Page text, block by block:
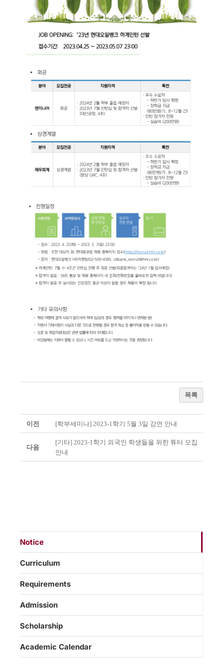
목록
이전 [학부세미나] 2023-1학기 5월 3일 강연 안내
다음
[기타] 2023-1학기 외국인 학생들을 위한 튜터 모집
안내
Notice
Curriculum
Requirements
Admission
Scholarship
Academic Calendar